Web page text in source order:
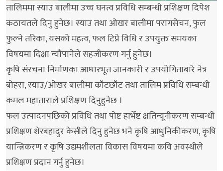
तालिममा स्याउ बालीमा उच्च घनत्व प्रविधि सम्बन्धी प्रशिक्षण दिपेश
कठायतले दिनु हुनेछ। स्याउ तथा ओखर बालीमा परागसेचन, फुल
फुल्ने तरिका, यसको महत्व, फल टिप्ने विधि र उपयुक्त समयका
विषयमा दिक्षा न्यौपानेले सहजीकरण गर्नु हुनेछ।
कृषि संरचना निर्माणका आधारभूत जानकारी र उपयोगिताबारे नेत्र
बोहरा, स्याउ/ओखर बालीमा काँटछाँट तथा तालिम प्रविधि सम्बन्धी
कमल महाताराले प्रशिक्षण दिनुहुनेछ ।
फल उत्पादनपछिको प्रविधि तथा पोष्ट हार्भेष्ट क्षतिन्यूनीकरण सम्बन्धी
प्रशिक्षण शेरबहादुर केसीले दिनु हुनेछ भने कृषि आधुनिकीकरण, कृषि
यान्त्रिकरण र कृषि उद्यमशीलता विकास विषयमा कवि अवस्थीले
प्रशिक्षण प्रदान गर्नु हुनेछ।